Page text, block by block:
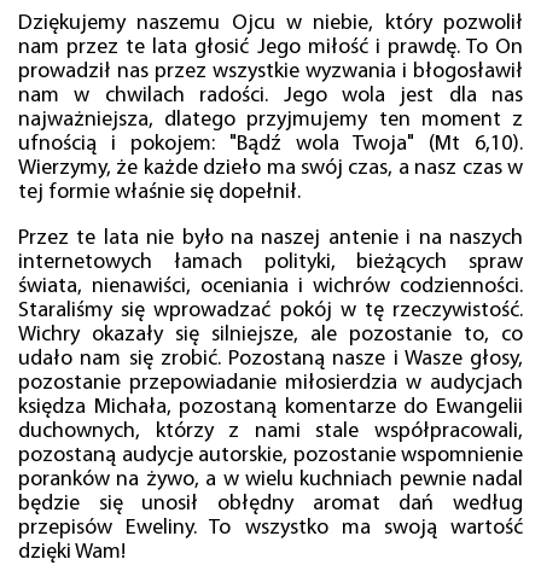
Dziękujemy naszemu Ojcu w niebie, który pozwolił
nam przez te lata głosić Jego miłość i prawdę. To On
prowadził nas przez wszystkie wyzwania i błogosławił
nam w chwilach radości. Jego wola jest dla nas
najważniejsza, dlatego przyjmujemy ten moment z
ufnością i pokojem: "Bądź wola Twoja" (Mt 6,10).
Wierzymy, że każde dzieło ma swój czas, a nasz czas w
tej formie właśnie się dopełnił.
Przez te lata nie było na naszej antenie i na naszych
internetowych łamach polityki, bieżących spraw
świata, nienawiści, oceniania i wichrów codzienności.
Staraliśmy się wprowadzać pokój w tę rzeczywistość.
Wichry okazały się silniejsze, ale pozostanie to, co
udało nam się zrobić. Pozostaną nasze i Wasze głosy,
pozostanie przepowiadanie miłosierdzia w audycjach
księdza Michała, pozostaną komentarze do Ewangelii
duchownych, którzy z nami stale współpracowali,
pozostaną audycje autorskie, pozostanie wspomnienie
poranków na żywo, a w wielu kuchniach pewnie nadal
będzie się unosił obłędny aromat dań według
przepisów Eweliny. To wszystko ma swoją wartość
dzięki Wam!